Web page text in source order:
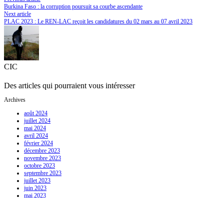
Burkina Faso : la corruption poursuit sa courbe ascendante
Next article
PLAC 2023 : Le REN-LAC reçoit les candidatures du 02 mars au 07 avril 2023
CIC
Des articles qui pourraient vous intéresser
Archives
août 2024
juillet 2024
mai 2024
avril 2024
février 2024
décembre 2023
novembre 2023
octobre 2023
septembre 2023
juillet 2023
juin 2023
mai 2023